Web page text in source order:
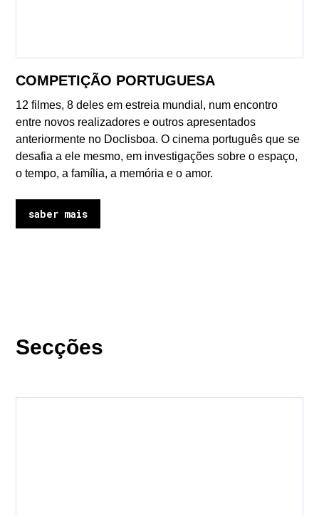
COMPETIÇÃO PORTUGUESA
12 filmes, 8 deles em estreia mundial, num encontro
entre novos realizadores e outros apresentados
anteriormente no Doclisboa. O cinema português que se
desafia a ele mesmo, em investigações sobre o espaço,
o tempo, a família, a memória e o amor.
saber mais
Secções